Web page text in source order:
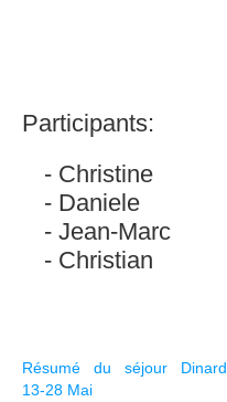
Participants:
Christine
Daniele
Jean-Marc
Christian
Résumé du séjour Dinard
13-28 Mai